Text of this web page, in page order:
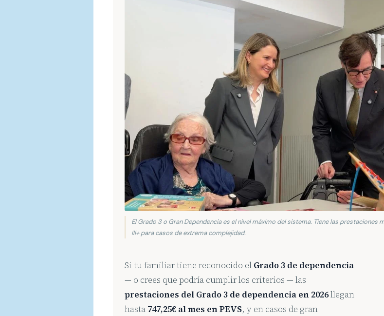
El Grado 3 o Gran Dependencia es el nivel máximo del sistema. Tiene las prestaciones
III+ para casos de extrema complejidad.
Si tu familiar tiene reconocido el Grado 3 de dependencia
— o crees que podría cumplir los criterios — las
prestaciones del Grado 3 de dependencia en 2026llegan
hasta 747,25€ al mes en PEVS, y en casos de gran